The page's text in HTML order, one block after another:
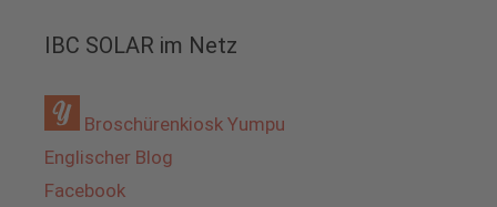
IBC SOLAR im Netz
Broschürenkiosk Yumpu
Englischer Blog
Facebook